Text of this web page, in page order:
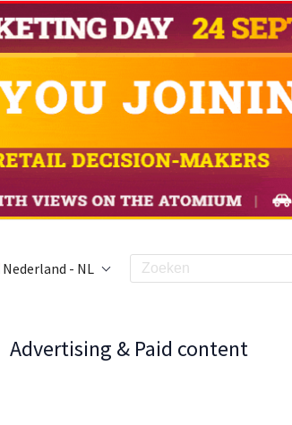
Nederland - NL
Advertising & Paid content